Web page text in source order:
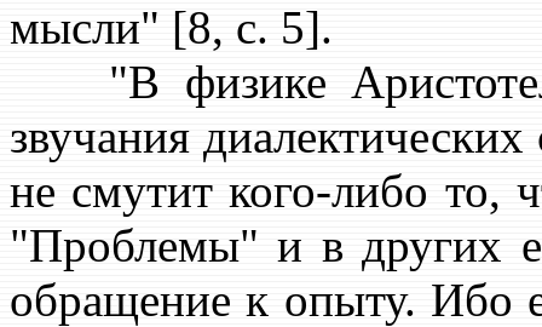
мысли" [8, с. 5].
"В физике
звучания
не смутит кого-либо то,
"Проблемы" и в других
обращение к опыту. Ибо